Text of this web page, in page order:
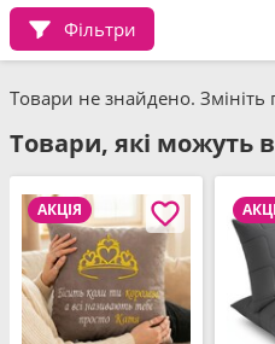
Фільтри
Товари не знайдено. Змініть
Товари, які можуть
АКЦІЯ